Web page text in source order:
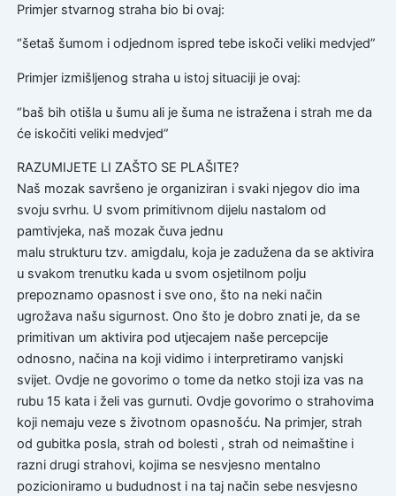
Primjer stvarnog straha bio bi ovaj:
“šetaš šumom i odjednom ispred tebe iskoči veliki medvjed”
Primjer izmišljenog straha u istoj situaciji je ovaj:
“baš bih otišla u šumu ali je šuma ne istražena i strah me da
će iskočiti veliki medvjed”
RAZUMIJETE LI ZAŠTO SE PLAŠITE?
Naš mozak savršeno je organiziran i svaki njegov dio ima
svoju svrhu. U svom primitivnom dijelu nastalom od
pamtivjeka, naš mozak čuva jednu
malu strukturu tzv. amigdalu, koja je zadužena da se aktivira
u svakom trenutku kada u svom osjetilnom polju
prepoznamo opasnost i sve ono, što na neki način
ugrožava našu sigurnost. Ono što je dobro znati je, da se
primitivan um aktivira pod utjecajem naše percepcije
odnosno, načina na koji vidimo i interpretiramo vanjski
svijet. Ovdje ne govorimo o tome da netko stoji iza vas na
rubu 15 kata i želi vas gurnuti. Ovdje govorimo o strahovima
koji nemaju veze s životnom opasnošću. Na primjer, strah
od gubitka posla, strah od bolesti , strah od neimaštine i
razni drugi strahovi, kojima se nesvjesno mentalno
pozicioniramo u bududnost i na taj način sebe nesvjesno